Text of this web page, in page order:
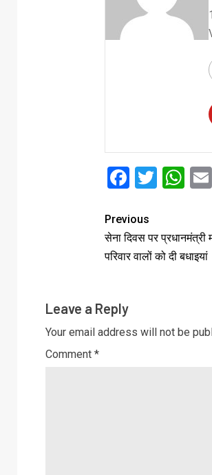
Previous
सेना दिवस पर
परिवार वालों को दी बधाइयां
Leave a Reply
Your email address will not be
Comment *